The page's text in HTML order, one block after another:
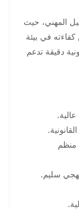
المهني، حيث
في بيئة
دقيقة تدعم
منظم
سليم.